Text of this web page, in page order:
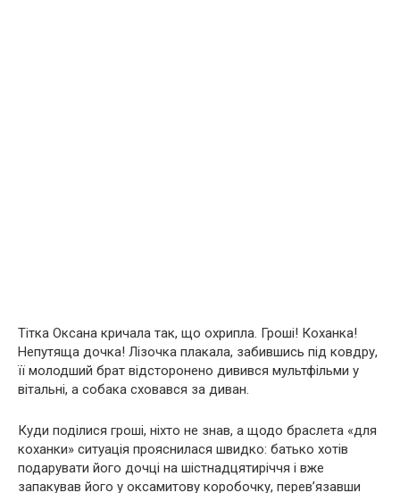
Тітка Оксана кричала так, що охрипла. Гроші! Коханка!
Непутяща дочка! Лізочка плакала, забившись під ковдру,
її молодший брат відсторонено дивився мультфільми у
вітальні, а собака сховався за диван.
Куди поділися гроші, ніхто не знав, а щодо браслета «для
коханки» ситуація прояснилася швидко: батько хотів
подарувати його дочці на шістнадцятиріччя і вже
запакував його у оксамитову коробочку, перев’язавши